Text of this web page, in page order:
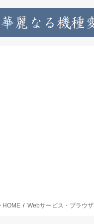
HOME Webサービス・ブラウザ